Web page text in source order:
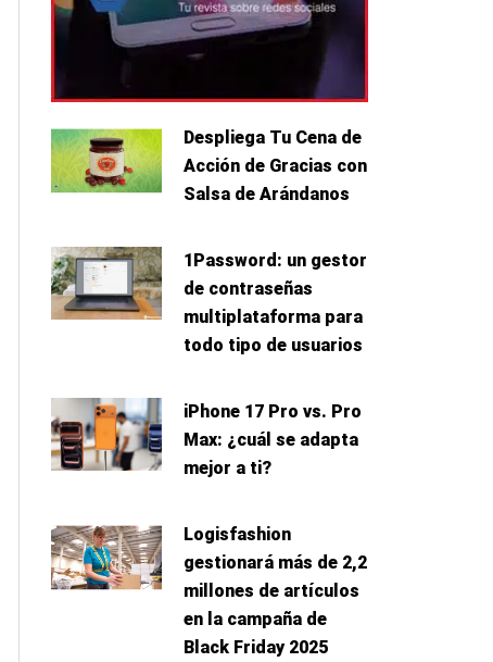
Despliega Tu Cena de
Acción de Gracias con
Salsa de Arándanos
1Password: un gestor
de contraseñas
multiplataforma para
todo tipo de usuarios
iPhone 17 Pro vs. Pro
Max: ¿cuál se adapta
mejor a ti?
Logisfashion
gestionará más de 2,2
millones de artículos
en la campaña de
Black Friday 2025